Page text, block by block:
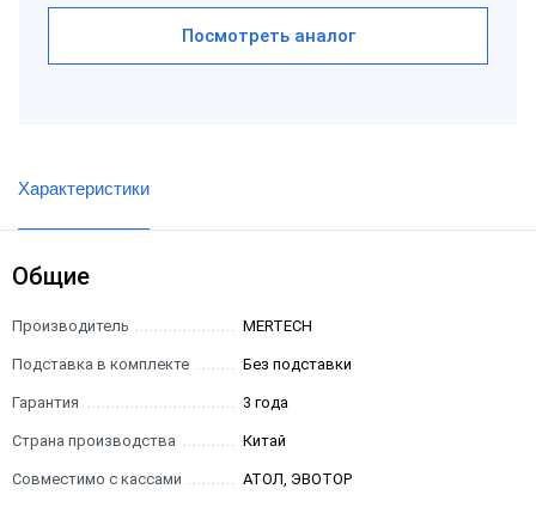
Посмотреть аналог
Характеристики
Общие
Производитель MERTECH
Подставка в комплекте Без подставки
Гарантия 3 года
Страна производства Китай
Совместимо с кассами АТОЛ, ЭВОТОР